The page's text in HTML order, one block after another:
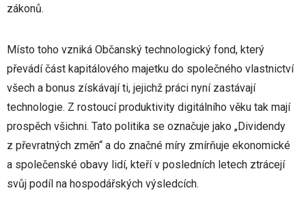
zákonů.
Místo toho vzniká Občanský technologický fond, který
převádí část kapitálového majetku do společného vlastnictví
všech a bonus získávají ti, jejichž práci nyní zastávají
technologie. Z rostoucí produktivity digitálního věku tak mají
prospěch všichni. Tato politika se označuje jako „Dividendy
z převratných změn“ a do značné míry zmírňuje ekonomické
a společenské obavy lidí, kteří v posledních letech ztrácejí
svůj podíl na hospodářských výsledcích.